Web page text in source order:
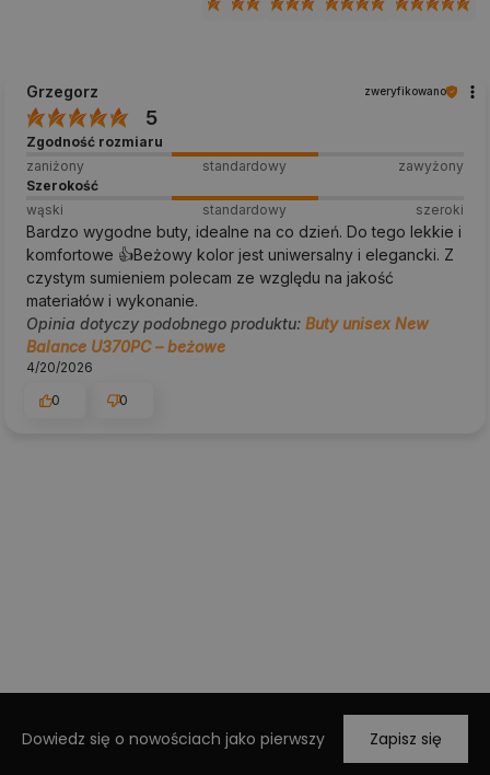
Grzegorz zweryfikowano
5
Zgodność rozmiaru
zaniżony
standardowy
zawyżony
Szerokość
wąski
standardowy szeroki
Bardzo wygodne buty, idealne na co dzień. Do tego lekkie i
komfortowe 👍️Beżowy kolor jest uniwersalny i elegancki. Z
czystym sumieniem polecam ze względu na jakość
materiałów i wykonanie.
Opinia dotyczy podobnego produktu: Buty unisex New
Balance U370PC – beżowe
4/20/2026
0
0
Dowiedz się o nowościach jako pierwszy Zapisz się